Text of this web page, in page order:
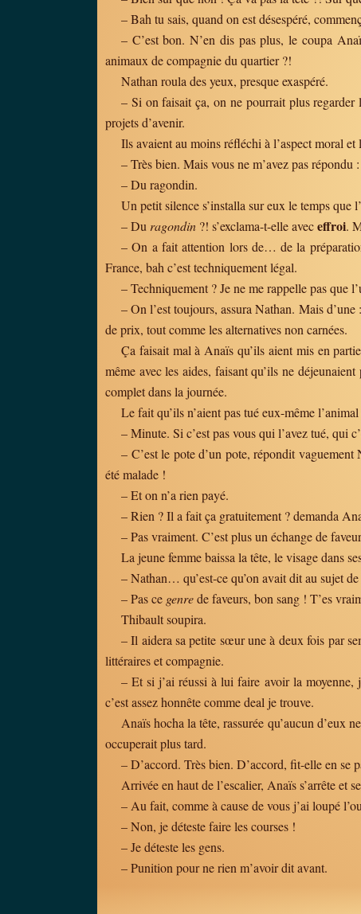
– Bah tu sais, quand on est désespéré,
– C’est bon. N’en dis pas plus, le coupa
animaux de compagnie du quartier ?!
Nathan roula des yeux, presque exaspéré.
– Si on faisait ça, on ne pourrait plus regarder
projets d’avenir.
Ils avaient au moins réfléchi à l’aspect moral
– Très bien. Mais vous ne m’avez pas
– Du ragondin.
Un petit silence s’installa sur eux le temps
– Du ragondin ?! s’exclama-t-elle aveceffroi.
– On a fait attention lors de… de la
France, bah c’est techniquement légal.
– Techniquement ? Je ne me rappelle pas que
– On l’est toujours, assura Nathan. Mais
de prix, tout comme les alternatives non carnées.
Ça faisait mal à Anaïs qu’ils aient mis en
même avec les aides, faisant qu’ils ne
complet dans la journée.
Le fait qu’ils n’aient pas tué eux-même
– Minute. Si c’est pas vous qui l’avez tué, qui
– C’est le pote d’un pote, répondit
été malade !
– Et on n’a rien payé.
– Rien ? Il a fait ça gratuitement ? demanda
– Pas vraiment. C’est plus un échange de
La jeune femme baissa la tête, le visage dans
– Nathan… qu’est-ce qu’on avait dit au sujet
– Pas ce genrede faveurs, bon sang ! T’es
Thibault soupira.
– Il aidera sa petite sœur une à deux fois par
littéraires et compagnie.
– Et si j’ai réussi à lui faire avoir la
c’est assez honnête comme deal je trouve.
Anaïs hocha la tête, rassurée qu’aucun d’eux
occuperait plus tard.
– D’accord. Très bien. D’accord, fit-elle en se
Arrivée en haut de l’escalier, Anaïs s’arrête et
– Au fait, comme à cause de vous j’ai loupé
– Non, je déteste faire les courses !
– Je déteste les gens.
– Punition pour ne rien m’avoir dit avant.